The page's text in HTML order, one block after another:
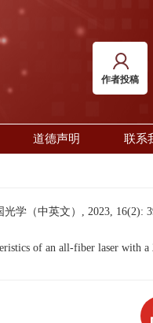
作者投稿
道德声明 联系
学（中英文）, 2023, 16(2):
of an all-fiber laser with a